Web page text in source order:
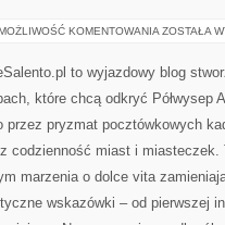
KOMENTOWANIA TURYN
ZOSTAŁA
to wyjazdowy blog
które chcą odkryć Półwysep
przez pryzmat pocztówkowych
codzienność miast i miasteczek.
marzenia o dolce vita
wskazówki – od pierwszej